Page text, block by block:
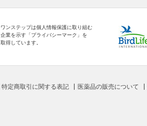
ワンステップは個人情報保護に取り組む
企業を示す「プライバシーマーク」を
取得しています。
特定商取引に関する表記 医薬品の販売について